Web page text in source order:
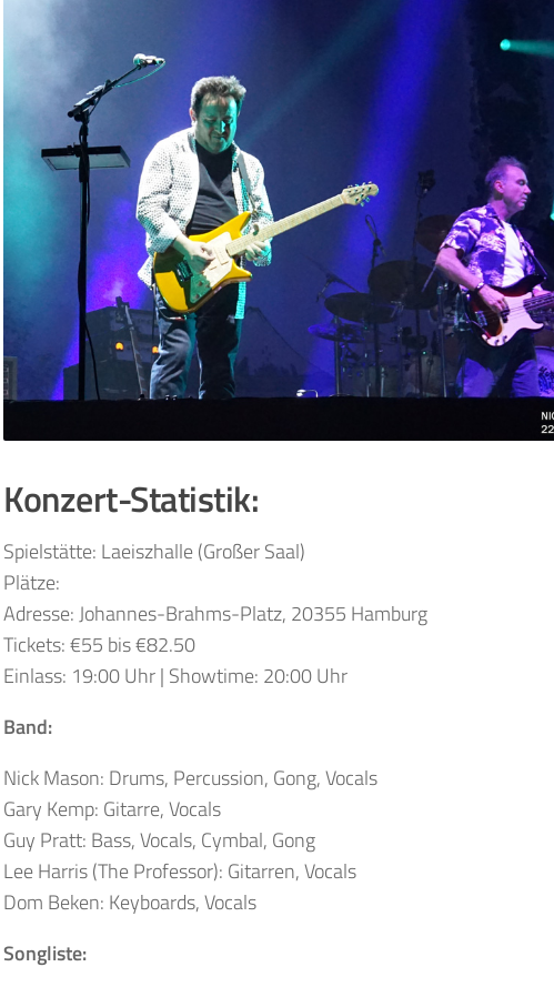
Konzert-Statistik:
Spielstätte: Laeiszhalle (Großer Saal)
Plätze:
Adresse: Johannes-Brahms-Platz, 20355 Hamburg
Tickets: €55 bis €82.50
Einlass: 19:00 Uhr | Showtime: 20:00 Uhr
Band:
Nick Mason: Drums, Percussion, Gong, Vocals
Gary Kemp: Gitarre, Vocals
Guy Pratt: Bass, Vocals, Cymbal, Gong
Lee Harris (The Professor): Gitarren, Vocals
Dom Beken: Keyboards, Vocals
Songliste: